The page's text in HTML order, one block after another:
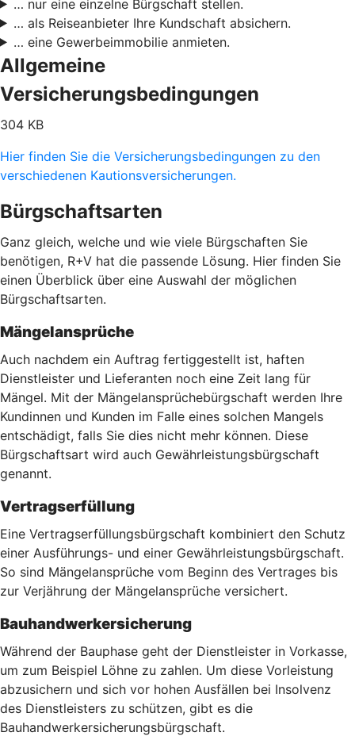
… nur eine einzelne Bürgschaft stellen.
… als Reiseanbieter Ihre Kundschaft absichern.
… eine Gewerbeimmobilie anmieten.
Allgemeine
Versicherungsbedingungen
304 KB
Hier finden Sie die Versicherungsbedingungen zu den
verschiedenen Kautionsversicherungen.
Bürgschaftsarten
Ganz gleich, welche und wie viele Bürgschaften Sie
benötigen, R+V hat die passende Lösung. Hier finden Sie
einen Überblick über eine Auswahl der möglichen
Bürgschaftsarten.
Mängelansprüche
Auch nachdem ein Auftrag fertiggestellt ist, haften
Dienstleister und Lieferanten noch eine Zeit lang für
Mängel. Mit der Mängelansprüchebürgschaft werden Ihre
Kundinnen und Kunden im Falle eines solchen Mangels
entschädigt, falls Sie dies nicht mehr können. Diese
Bürgschaftsart wird auch Gewährleistungsbürgschaft
genannt.
Vertragserfüllung
Eine Vertragserfüllungsbürgschaft kombiniert den Schutz
einer Ausführungs- und einer Gewährleistungsbürgschaft.
So sind Mängelansprüche vom Beginn des Vertrages bis
zur Verjährung der Mängelansprüche versichert.
Bauhandwerkersicherung
Während der Bauphase geht der Dienstleister in Vorkasse,
um zum Beispiel Löhne zu zahlen. Um diese Vorleistung
abzusichern und sich vor hohen Ausfällen bei Insolvenz
des Dienstleisters zu schützen, gibt es die
Bauhandwerkersicherungsbürgschaft.